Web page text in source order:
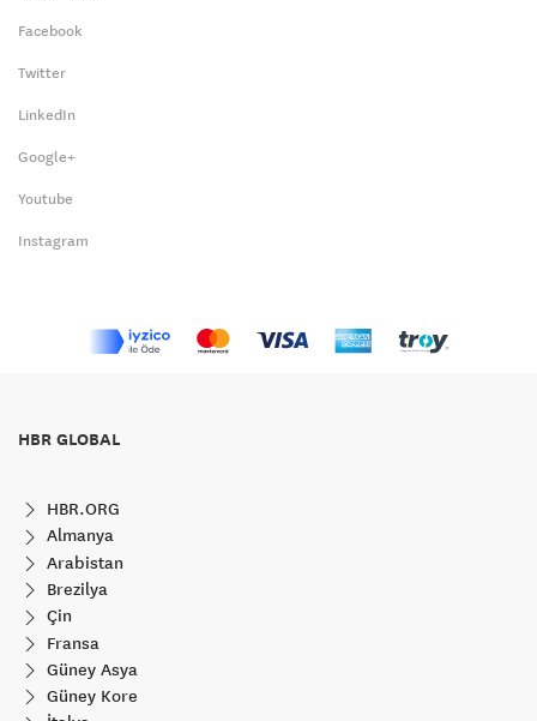
Facebook
Twitter
LinkedIn
Google+
Youtube
Instagram
HBR GLOBAL
HBR.ORG
Almanya
Arabistan
Brezilya
Çin
Fransa
Güney Asya
Güney Kore